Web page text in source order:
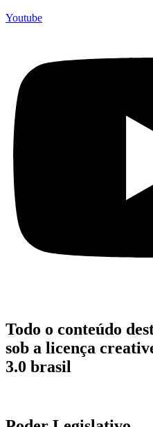
Youtube
Todo o conteúdo
sob a licença
3.0 brasil